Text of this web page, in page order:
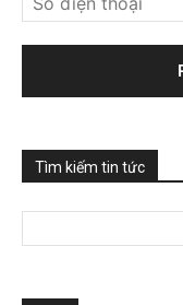
Tìm kiếm tin tức